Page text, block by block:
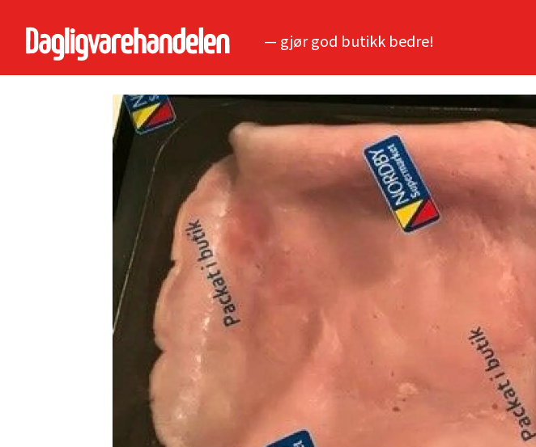
— gjør god butikk bedre!